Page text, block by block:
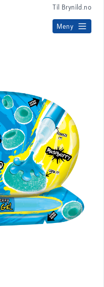
Til Brynild.no
Meny